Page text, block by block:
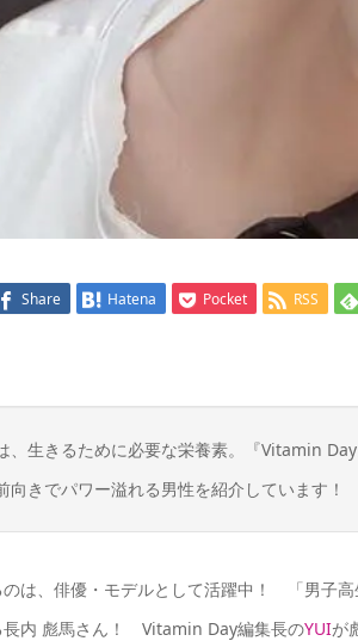
Share Hatena Pocket RSS
、生きるために必要な栄養素。
『Vitamin
向きでパワー溢れる男性を紹介しています！
は、俳優・モデルとして活躍中！ 「男子
長内 彪馬さん！ Vitamin Day編集長のYUIが